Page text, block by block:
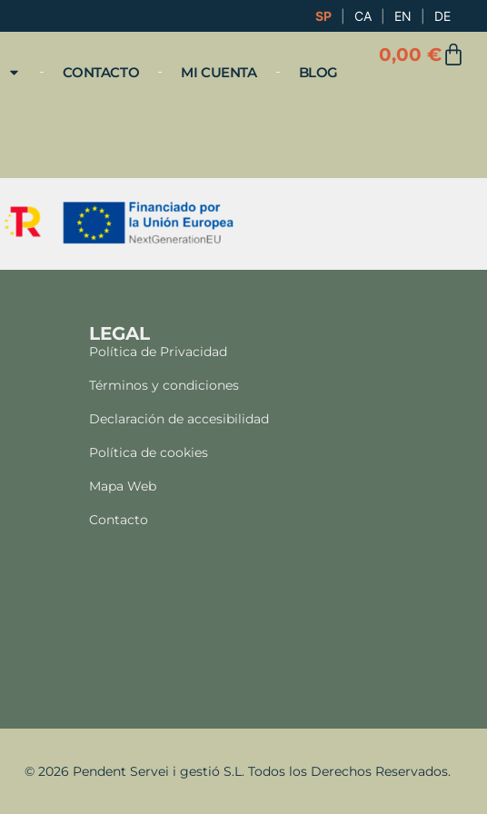
SP CA EN DE
0,00 €
CONTACTO MI CUENTA BLOG
LEGAL
Política de Privacidad
Términos y condiciones
Declaración de accesibilidad
Política de cookies
Mapa Web
Contacto
© 2026 Pendent Servei i gestió S.L. Todos los Derechos Reservados.